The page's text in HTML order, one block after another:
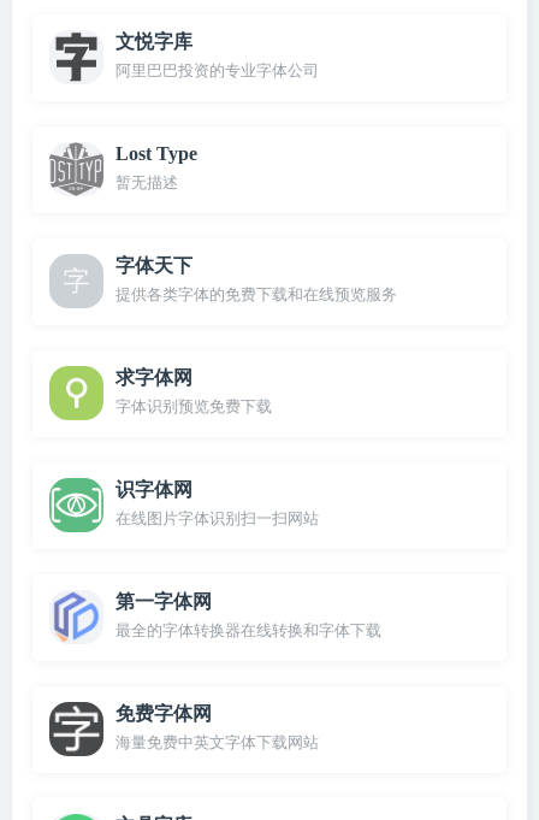
文悦字库
阿里巴巴投资的专业字体公司
Lost Type
暂无描述
字体天下
提供各类字体的免费下载和在线预览服务
求字体网
字体识别预览免费下载
识字体网
在线图片字体识别扫一扫网站
第一字体网
最全的字体转换器在线转换和字体下载
免费字体网
海量免费中英文字体下载网站